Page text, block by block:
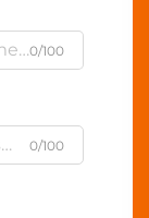
0/100
0/100